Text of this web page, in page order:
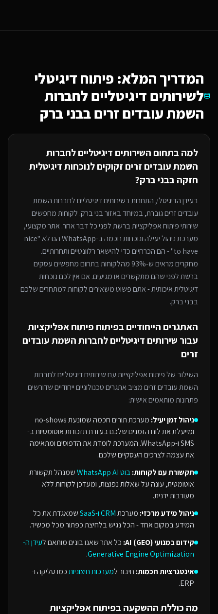
המדריך המלא: פיתוח דיגיטלי
לשירותים דיגיטליים לחברות
השמת עובדים זריםבבני ברק
למה בתחום השירותים דיגיטליים לחברות
השמת עובדים זריםזקוקים לנוכחות דיגיטלית
חזקה בבני ברק?
בעידן הדיגיטלי, התחרות בשירותים דיגיטליים לחברות השמת
עובדים זריםגוברת, במיוחדבאזור בני ברק. לקוחות מחפשים
שירותיפיתוח אפליקציותברשת לפני כל דבר אחר. אתר מקצועי,
מערכת ניהול יעילה ונוכחות חכמה ב-WhatsApp הם לא "nice
to have" - הם הכרחיים כדי להישאר רלוונטיים ותחרותיים.
מחקרים מראים ש-93% מהלקוחות בתחום מחפשים עסקים
ברשת לפני שהם מתקשרים או מגיעים. אם אין לכם נוכחות
דיגיטלית איכותית - אתם פשוט משאירים לקוחות למתחריםשלכם
בבני ברק.
האתגרים הייחודיים בפיתוח פיתוח אפליקציות
עבור שירותים דיגיטליים לחברות השמת עובדים
זרים
השילוב שלפיתוח אפליקציותעםשירותים דיגיטליים לחברות
השמת עובדים זריםמציב אתגרים טכנולוגיים ייחודיים שדורשים
פתרונות מותאמים אישית:
ניהול זמן יעיל:
מערכת תורים חכמה שמונעת no-shows
ומייעלת את לוח הזמנים שלכם בעזרת תזכורות אוטומטיות ב-
SMS ו-WhatsApp. המערכת לומדת את הדפוסים ומתאימה
את עצמה לצרכים העסקיים שלכם.
תקשורת עם לקוחות:בוט WhatsApp AI
שמנהל תקשורת
אוטומטית, עונה על שאלות נפוצות, ומעדכן לקוחות ללא
מעורבות ידנית.
ניהול מידע מרכזי: מערכתCRM ו-SaaS
שמאגדת את כל
המידע במקום אחד - הכל נגיש בלחיצת כפתור מכל מכשיר.
קידום במנועי AI (GEO):
כל אתר שאנו בונים מותאם לעידן ה-
Generative Engine Optimization
.
אינטגרציות חכמות: חיבור למערכות חיצוניותכמו סליקה ו-
ERP.
מה כוללת ההשקעה בפיתוח אפליקציות